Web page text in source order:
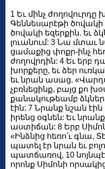
1 Եւ մինչ ժողովուրդը
Գեննեսարէթի
ծովակի եզերքին. եւ
լուանում: 3 Նա մտաւ
ցամաքից փոքր-ինչ
ժողովրդին: 4 Եւ երբ
խորքերը, եւ ձեր
եւ նրան ասաց.
չբռնեցինք, բայց քո
քանակութեամբ
էին: 7 Նրանք նշան
իրենց օգնեն: Եւ նրանք
աստիճան: 8 Երբ
«Ինձնից հեռո՛ւ գնա,
պատել էր նրան եւ
պատճառով, 10
որոնք Սիմոնի